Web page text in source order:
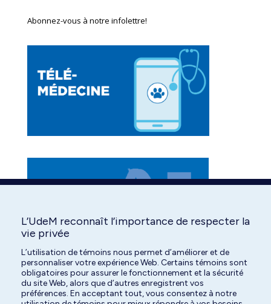
opens
window
opens
window
opens
window
Abonnez-vous à notre infolettre!
L’UdeM reconnaît l’importance de respecter la
vie privée
L’utilisation de témoins nous permet d’améliorer et de
personnaliser votre expérience Web. Certains témoins sont
obligatoires pour assurer le fonctionnement et la sécurité
du site Web, alors que d’autres enregistrent vos
préférences. En acceptant tout, vous consentez à notre